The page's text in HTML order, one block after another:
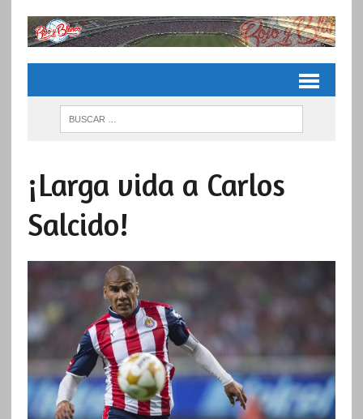
¡Larga vida a Carlos
Salcido!